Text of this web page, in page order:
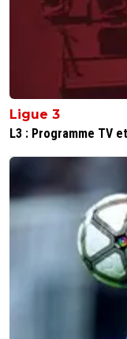
Ligue 3
L3 : Programme TV